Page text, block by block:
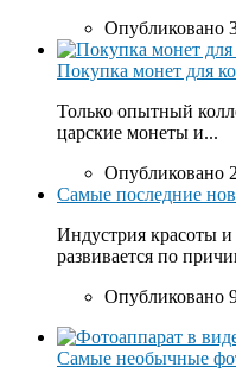
Опубликовано
Покупка монет для
Только опытный
царские монеты и...
Опубликовано
Самые последние
Индустрия красоты и
развивается по
Опубликовано
Самые необычные